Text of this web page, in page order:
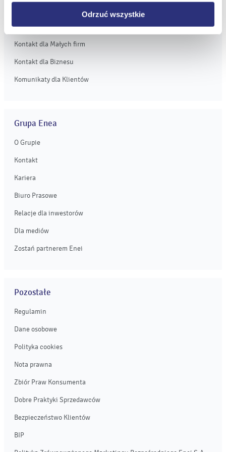
Odrzuć wszystkie
Kontakt dla Domu
Kontakt dla Małych firm
Kontakt dla Biznesu
Komunikaty dla Klientów
Grupa Enea
O Grupie
Kontakt
Kariera
Biuro Prasowe
Relacje dla inwestorów
Dla mediów
Zostań partnerem Enei
Pozostałe
Regulamin
Dane osobowe
Polityka cookies
Nota prawna
Zbiór Praw Konsumenta
Dobre Praktyki Sprzedawców
Bezpieczeństwo Klientów
BIP